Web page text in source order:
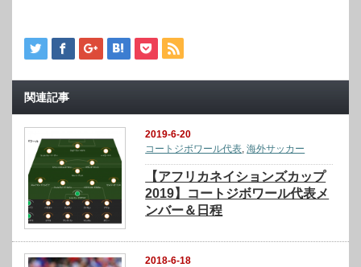
関連記事
2019-6-20
コートジボワール代表,海外サッカー
【アフリカネイションズカップ
2019】コートジボワール代表メ
ンバー＆日程
2018-6-18